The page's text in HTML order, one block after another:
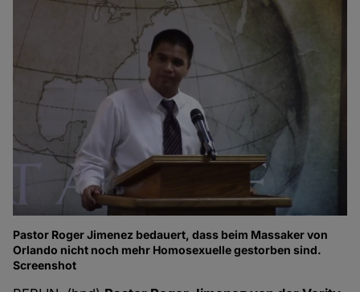
Pastor Roger Jimenez bedauert, dass beim Massaker von
Orlando nicht noch mehr Homosexuelle gestorben sind.
Screenshot